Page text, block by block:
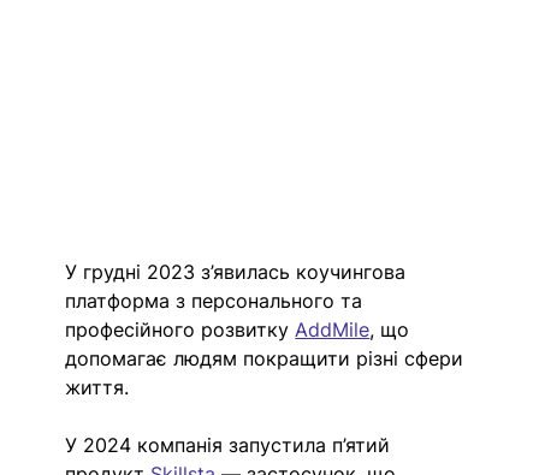
У грудні 2023 з’явилась коучингова
платформа з персонального та
професійного розвитку AddMile, що
допомагає людям покращити різні сфери
життя.
У 2024 компанія запустила п’ятий